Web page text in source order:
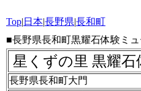
Top| 日本|長野県|長和町
■長野県長和町黒耀石体験ミ
星くずの里 黒耀
長野県長和町大門